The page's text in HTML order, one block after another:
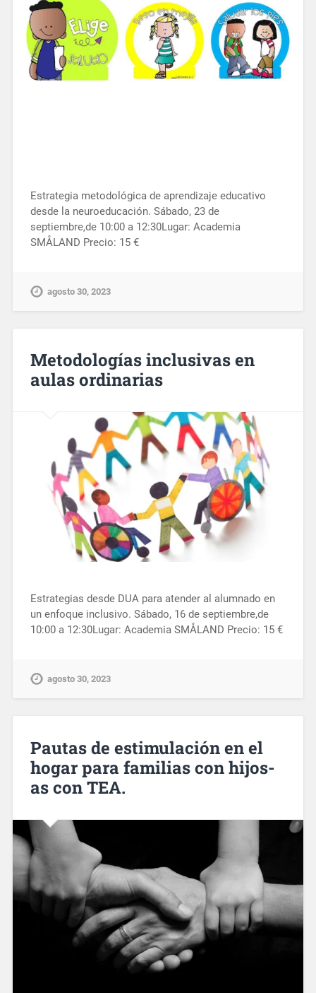
Estrategia metodológica de aprendizaje educativo
desde la neuroeducación. Sábado, 23 de
septiembre,de 10:00 a 12:30Lugar: Academia
SMÅLAND Precio: 15 €
agosto 30, 2023
Metodologías inclusivas en
aulas ordinarias
Estrategias desde DUA para atender al alumnado en
un enfoque inclusivo. Sábado, 16 de septiembre,de
10:00 a 12:30Lugar: Academia SMÅLAND Precio: 15 €
agosto 30, 2023
Pautas de estimulación en el
hogar para familias con hijos-
as con TEA.